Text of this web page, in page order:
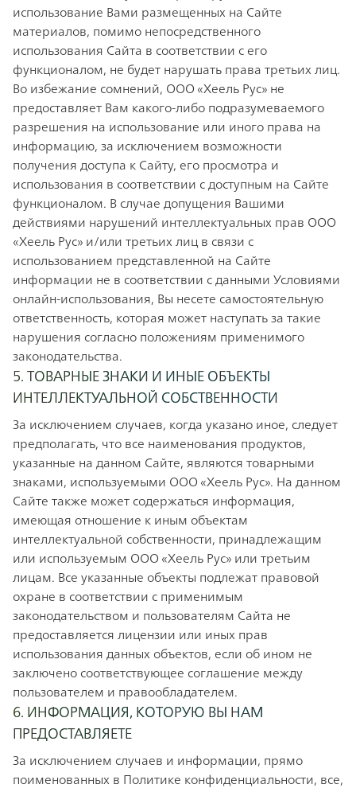
использование Вами размещенных на Сайте
материалов, помимо непосредственного
использования Сайта в соответствии с его
функционалом, не будет нарушать права третьих лиц.
Во избежание сомнений, ООО «Хеель Рус» не
предоставляет Вам какого-либо подразумеваемого
разрешения на использование или иного права на
информацию, за исключением возможности
получения доступа к Сайту, его просмотра и
использования в соответствии с доступным на Сайте
функционалом. В случае допущения Вашими
действиями нарушений интеллектуальных прав ООО
«Хеель Рус» и/или третьих лиц в связи с
использованием представленной на Сайте
информации не в соответствии с данными Условиями
онлайн-использования, Вы несете самостоятельную
ответственность, которая может наступать за такие
нарушения согласно положениям применимого
законодательства.
5. ТОВАРНЫЕ ЗНАКИ И ИНЫЕ ОБЪЕКТЫ
ИНТЕЛЛЕКТУАЛЬНОЙ СОБСТВЕННОСТИ
За исключением случаев, когда указано иное, следует
предполагать, что все наименования продуктов,
указанные на данном Сайте, являются товарными
знаками, используемыми ООО «Хеель Рус». На данном
Сайте также может содержаться информация,
имеющая отношение к иным объектам
интеллектуальной собственности, принадлежащим
или используемым ООО «Хеель Рус» или третьим
лицам. Все указанные объекты подлежат правовой
охране в соответствии с применимым
законодательством и пользователям Сайта не
предоставляется лицензии или иных прав
использования данных объектов, если об ином не
заключено соответствующее соглашение между
пользователем и правообладателем.
6. ИНФОРМАЦИЯ, КОТОРУЮ ВЫ НАМ
ПРЕДОСТАВЛЯЕТЕ
За исключением случаев и информации, прямо
поименованных в Политике конфиденциальности, все,